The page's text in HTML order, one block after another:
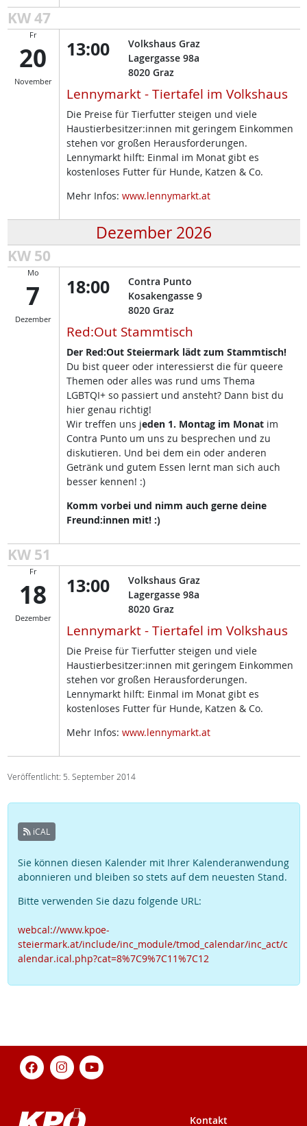
KW 47
Fr
20
November
13:00
Volkshaus Graz
Lagergasse 98a
8020 Graz
Lennymarkt - Tiertafel im Volkshaus
Die Preise für Tierfutter steigen und viele
Haustierbesitzer:innen mit geringem Einkommen
stehen vor großen Herausforderungen.
Lennymarkt hilft: Einmal im Monat gibt es
kostenloses Futter für Hunde, Katzen & Co.
Mehr Infos: www.lennymarkt.at
Dezember 2026
KW 50
Mo
7
Dezember
18:00
Contra Punto
Kosakengasse 9
8020 Graz
Red:Out Stammtisch
Der Red:Out Steiermark lädt zum Stammtisch!
Du bist queer oder interessierst die für queere
Themen oder alles was rund ums Thema
LGBTQI+ so passiert und ansteht? Dann bist du
hier genau richtig!
Wir treffen uns jeden 1. Montag im Monat im
Contra Punto um uns zu besprechen und zu
diskutieren. Und bei dem ein oder anderen
Getränk und gutem Essen lernt man sich auch
besser kennen! :)
Komm vorbei und nimm auch gerne deine
Freund:innen mit! :)
KW 51
Fr
18
Dezember
13:00
Volkshaus Graz
Lagergasse 98a
8020 Graz
Lennymarkt - Tiertafel im Volkshaus
Die Preise für Tierfutter steigen und viele
Haustierbesitzer:innen mit geringem Einkommen
stehen vor großen Herausforderungen.
Lennymarkt hilft: Einmal im Monat gibt es
kostenloses Futter für Hunde, Katzen & Co.
Mehr Infos: www.lennymarkt.at
Veröffentlicht: 5. September 2014
iCAL
Sie können diesen Kalender mit Ihrer Kalenderanwendung
abonnieren und bleiben so stets auf dem neuesten Stand.
Bitte verwenden Sie dazu folgende URL:
webcal://www.kpoe-
steiermark.at/include/inc_module/tmod_calendar/inc_act/c
alendar.ical.php?cat=8%7C9%7C11%7C12
Kontakt